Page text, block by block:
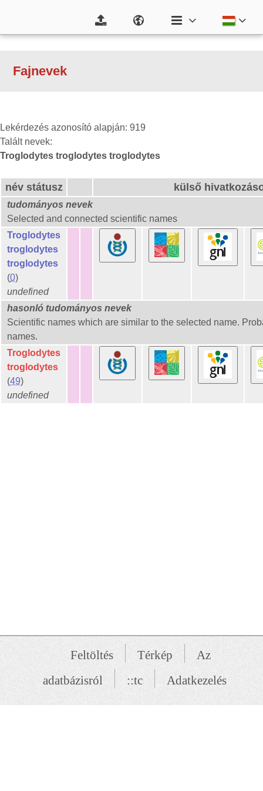
Fajnevek
Lekérdezés azonosító alapján: 919
Talált nevek:
Troglodytes troglodytes troglodytes
név státusz külső
tudományos nevek
Selected and connected scientific names
Troglodytes
troglodytes
troglodytes
(0)
undefined
hasonló tudományos nevek
Scientific names which are similar to the selected name.
names.
Troglodytes
troglodytes
(49)
undefined
Feltöltés Térkép
Az
adatbázisról
::tc Adatkezelés